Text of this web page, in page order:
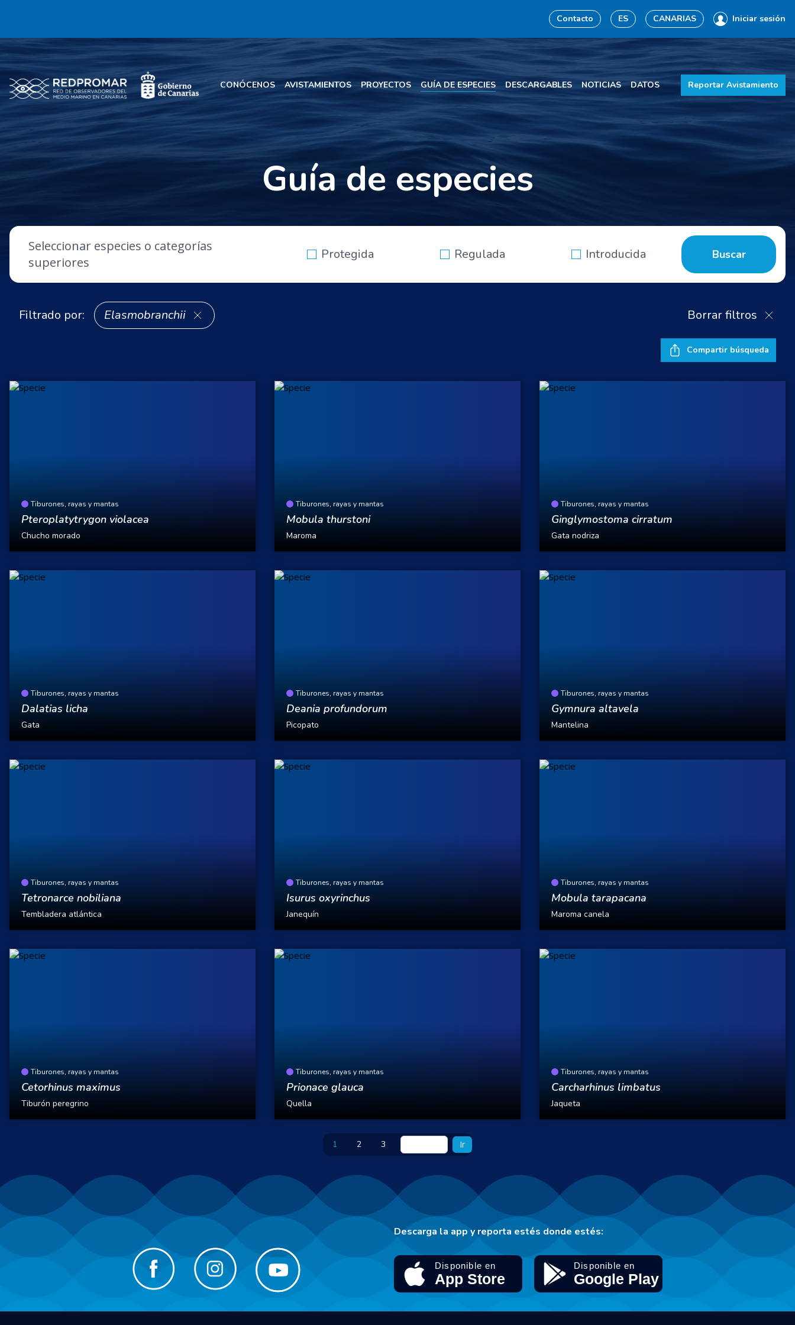
Contacto ES CANARIAS Iniciar sesión
CONÓCENOS AVISTAMIENTOS PROYECTOS GUÍA DE ESPECIES DESCARGABLES NOTICIAS DATOS Reportar Avistamiento
Guía de especies
Seleccionar especies o categorías
superiores
Protegida Regulada Introducida Buscar
Filtrado por: Elasmobranchii Borrar filtros
Compartir búsqueda
Tiburones, rayas y mantas
Pteroplatytrygon violacea
Chucho morado
Tiburones, rayas y mantas
Mobula thurstoni
Maroma
Tiburones, rayas y mantas
Ginglymostoma cirratum
Gata nodriza
Tiburones, rayas y mantas
Dalatias licha
Gata
Tiburones, rayas y mantas
Deania profundorum
Picopato
Tiburones, rayas y mantas
Gymnura altavela
Mantelina
Tiburones, rayas y mantas
Tetronarce nobiliana
Tembladera atlántica
Tiburones, rayas y mantas
Isurus oxyrinchus
Janequín
Tiburones, rayas y mantas
Mobula tarapacana
Maroma canela
Tiburones, rayas y mantas
Cetorhinus maximus
Tiburón peregrino
Tiburones, rayas y mantas
Prionace glauca
Quella
Tiburones, rayas y mantas
Carcharhinus limbatus
Jaqueta
1 2 3 Ir
Descarga la app y reporta estés donde estés: